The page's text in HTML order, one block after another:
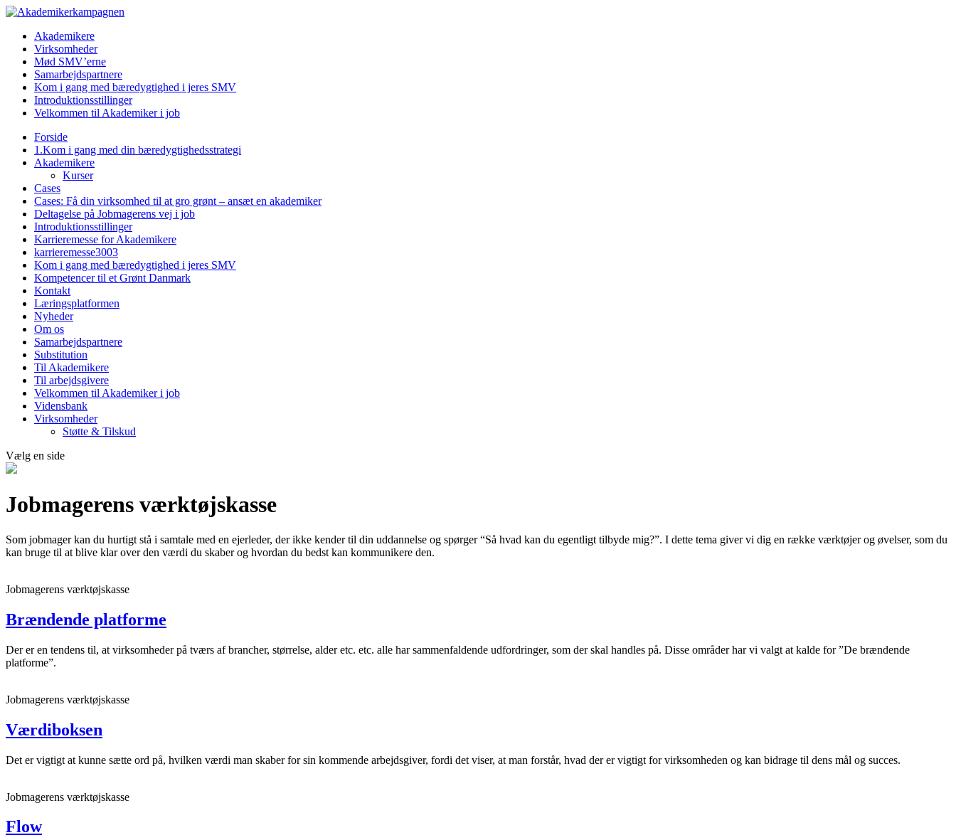
Akademikere
Virksomheder
Mød SMV’erne
Samarbejdspartnere
Kom i gang med bæredygtighed i jeres SMV
Introduktionsstillinger
Velkommen til Akademiker i job
Forside
1.Kom i gang med din bæredygtighedsstrategi
Akademikere
Kurser
Cases
Cases: Få din virksomhed til at gro grønt – ansæt en akademiker
Deltagelse på Jobmagerens vej i job
Introduktionsstillinger
Karrieremesse for Akademikere
karrieremesse3003
Kom i gang med bæredygtighed i jeres SMV
Kompetencer til et Grønt Danmark
Kontakt
Læringsplatformen
Nyheder
Om os
Samarbejdspartnere
Substitution
Til Akademikere
Til arbejdsgivere
Velkommen til Akademiker i job
Vidensbank
Virksomheder
Støtte & Tilskud
Vælg en side
Jobmagerens værktøjskasse
Som jobmager kan du hurtigt stå i samtale med en ejerleder, der ikke kender til din uddannelse og spørger “Så hvad kan du egentligt tilbyde mig?”. I dette tema giver vi dig en række værktøjer og øvelser, som du
kan bruge til at blive klar over den værdi du skaber og hvordan du bedst kan kommunikere den.
Jobmagerens værktøjskasse
Brændende platforme
Der er en tendens til, at virksomheder på tværs af brancher, størrelse, alder etc. etc. alle har sammenfaldende udfordringer, som der skal handles på. Disse områder har vi valgt at kalde for ”De brændende
platforme”.
Jobmagerens værktøjskasse
Værdiboksen
Det er vigtigt at kunne sætte ord på, hvilken værdi man skaber for sin kommende arbejdsgiver, fordi det viser, at man forstår, hvad der er vigtigt for virksomheden og kan bidrage til dens mål og succes.
Jobmagerens værktøjskasse
Flow